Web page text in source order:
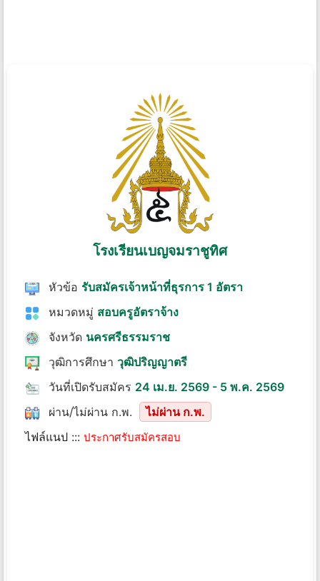
โรงเรียนเบญจมราชูทิศ
หัวข้อ รับสมัครเจ้าหน้าที่ธุรการ 1 อัตรา
หมวดหมู่ สอบครูอัตราจ้าง
จังหวัด นครศรีธรรมราช
วุฒิการศึกษา วุฒิปริญญาตรี
วันที่เปิดรับสมัคร 24 เม.ย. 2569 - 5 พ.ค. 2569
ผ่าน/ไม่ผ่าน ก.พ.
ไม่ผ่าน ก.พ.
ไฟล์แนป ::: ประกาศรับสมัครสอบ